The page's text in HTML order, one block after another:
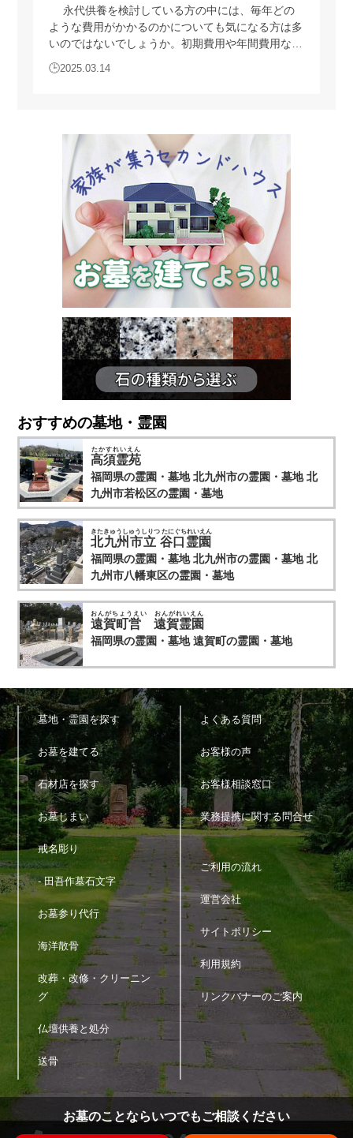
行上必要な限りにおいて利用します。
5.個人情報の第三者提供
当サイトは、法令に定める場合を除き、個人情報を事前に本
当サイトは、個人情報の正確性および最新性を保ち、安全に
管理するとともに個人情報の紛失・改ざん・漏えいなどを防
止するため、必要かつ適正な情報セキュリティー対策を実現
します。
7.個人情報の開示・訂正・利用停止・消去
当サイトは、本人が個人情報について、開示・訂正・利用停
止・消去などを求める権利を有していることを認識し、お客
様相談窓口を設置して、これらの要求ある場合には、法令に
したがって速やかに対応します。
上記に関するお問い合わせ、ご相談はお客様窓口のお問い合
わせフォームをご利用の上ご連絡ください。
その際、お問い合わせ内容欄に個人情報に関する問い合わせ
であることを明記（開示・訂正・利用停止・消去など具体的
な内容）の上、ご連絡をお願いします。
永代供養を検討している方の中には、毎年どの
ような費用がかかるのかについても気になる方は多
いのではないでしょうか。初期費用や年間費用な
ど、費用面についても契約前にきちんと把握してお
くことが大切です。また、永代供養には、さまざま
費用、注意点などを詳しく解説します。 目次．
永代供養の費用は毎年かかる？ 年間の管理費が発
生するお墓の種類 永代供養を生前予約・契約する
際のポイント 永代供養でおさえておきたい注意点
まとめ …
2025.03.14
お墓のことならいつでもご相談ください
おすすめの墓地・霊園
高須霊苑
たかすれいえん
福岡県の霊園・墓地 北九州市の霊園・墓地 北
九州市若松区の霊園・墓地
北九州市立 谷口霊園
きたきゅうしゅうしりつ たにぐちれいえん
福岡県の霊園・墓地 北九州市の霊園・墓地 北
九州市八幡東区の霊園・墓地
遠賀町営 遠賀霊園
おんがちょうえい おんがれいえん
福岡県の霊園・墓地 遠賀町の霊園・墓地
墓地・霊園を探す
お墓を建てる
石材店を探す
お墓じまい
戒名彫り
- 田吾作墓石文字
お墓参り代行
海洋散骨
改葬・改修・クリーニン
グ
仏壇供養と処分
送骨
よくある質問
お客様の声
お客様相談窓口
業務提携に関する問合せ
ご利用の流れ
運営会社
サイトポリシー
利用規約
リンクバナーのご案内